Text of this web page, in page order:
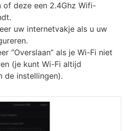
of deze een 2.4Ghz Wifi-
uw internetvakje als u uw
“Overslaan” als je Wi-Fi niet
(je kunt Wi-Fi altijd
de instellingen).